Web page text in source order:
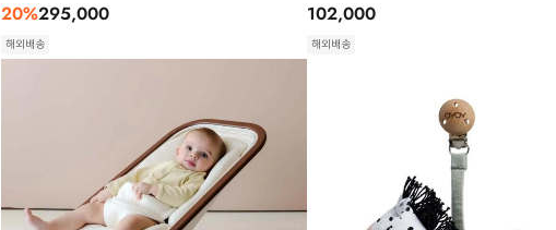
20%295,000
해외배송
102,000
해외배송